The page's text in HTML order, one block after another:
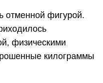
отменной фигурой.
физическими
килограммы